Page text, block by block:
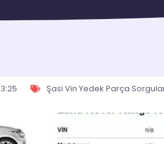
Şasi Vin Yedek Parça